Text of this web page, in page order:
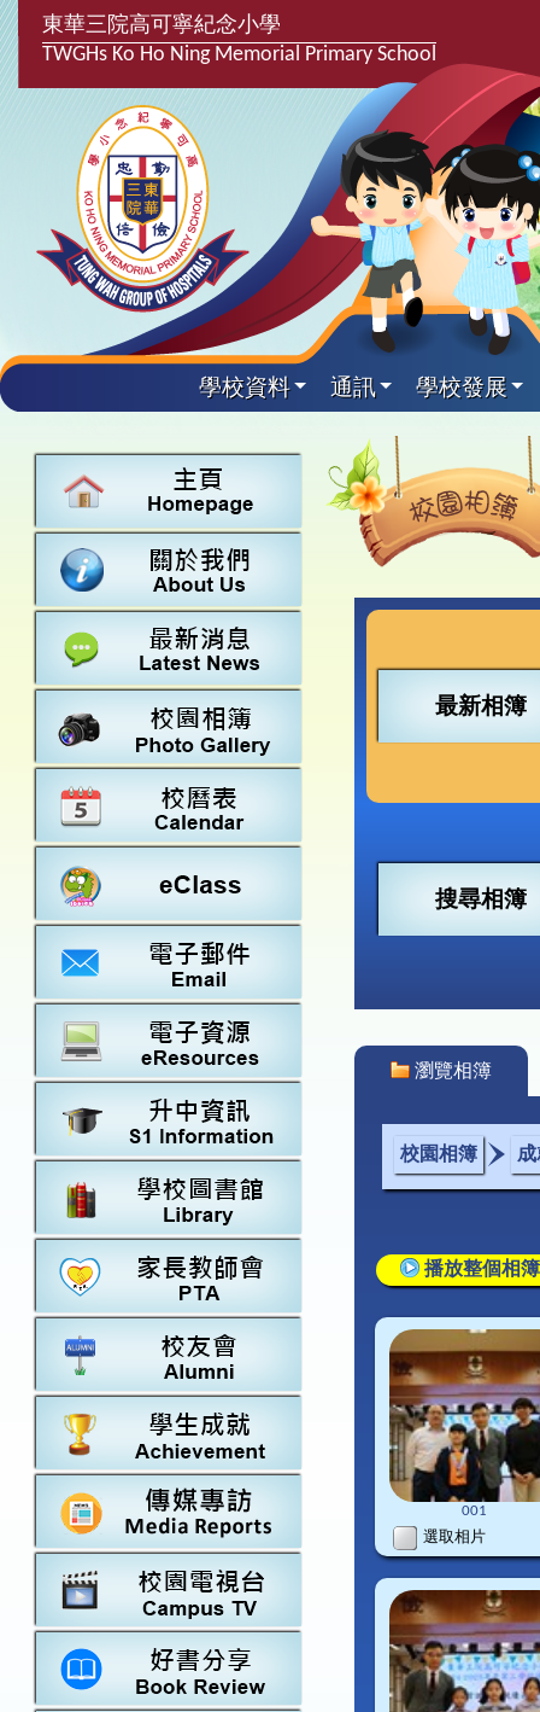
東華三院高可寧紀念小學
TWGHs Ko Ho Ning Memorial Primary School
學校資料 通訊 學校發展
關於
學校資料
校長的話
行政架構
學校設施
學校
最新消息
學校發
計劃,報告及
主要
中文
英文
常識
學生
學生支援組
言語能力提
興趣及
課後興趣班
校隊活動
學生得
25-26得獎
24-25得獎
22-23得獎
20-21得獎
校園
校園相簿
校園電台
學校附
家長教師會
校友會